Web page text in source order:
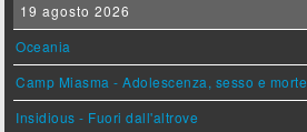
19 agosto 2026
Oceania
Camp Miasma - Adolescenza, sesso e morte
Insidious - Fuori dall'altrove